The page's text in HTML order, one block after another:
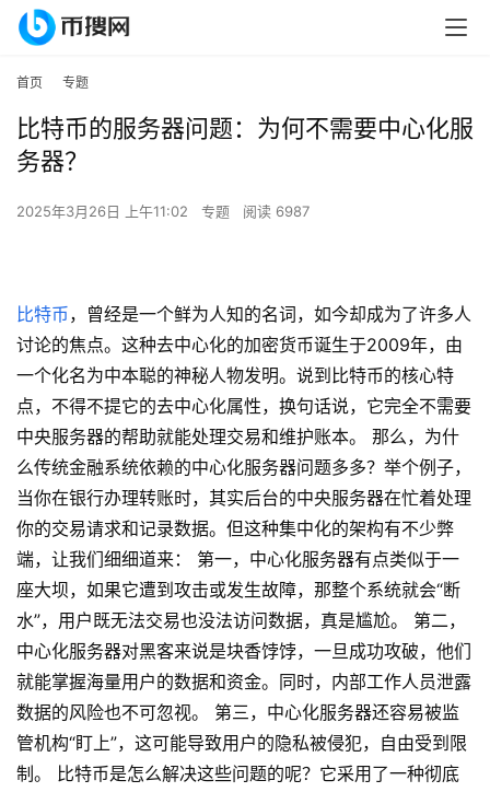
首页 专题
比特币的服务器问题：为何不需要中心化服
务器？
2025年3月26日 上午11:02 专题 阅读 6987
比特币，曾经是一个鲜为人知的名词，如今却成为了许多人
讨论的焦点。这种去中心化的加密货币诞生于2009年，由
一个化名为中本聪的神秘人物发明。说到比特币的核心特
点，不得不提它的去中心化属性，换句话说，它完全不需要
中央服务器的帮助就能处理交易和维护账本。 那么，为什
么传统金融系统依赖的中心化服务器问题多多？举个例子，
当你在银行办理转账时，其实后台的中央服务器在忙着处理
你的交易请求和记录数据。但这种集中化的架构有不少弊
端，让我们细细道来： 第一，中心化服务器有点类似于一
座大坝，如果它遭到攻击或发生故障，那整个系统就会“断
水”，用户既无法交易也没法访问数据，真是尴尬。 第二，
中心化服务器对黑客来说是块香饽饽，一旦成功攻破，他们
就能掌握海量用户的数据和资金。同时，内部工作人员泄露
数据的风险也不可忽视。 第三，中心化服务器还容易被监
管机构“盯上”，这可能导致用户的隐私被侵犯，自由受到限
制。 比特币是怎么解决这些问题的呢？它采用了一种彻底